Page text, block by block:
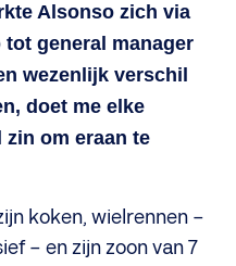
Alsonso zich via
general manager
wezenlijk verschil
doet me elke
zin om eraan te
koken, wielrennen –
– en zijn zoon van 7